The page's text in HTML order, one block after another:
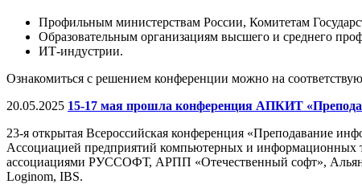
Профильным министерствам России, Комитетам
Образовательным организациям высшего и среднего
ИТ-индустрии.
Ознакомиться с решением конференции можно на
20.05.2025 15-17 мая прошла конференция АПКИТ
23-я открытая Всероссийская конференция «Преподавание
Ассоциацией предприятий компьютерных и информационных
ассоциациями РУССОФТ, АРПП «Отечественный софт»,
Loginom, IBS.